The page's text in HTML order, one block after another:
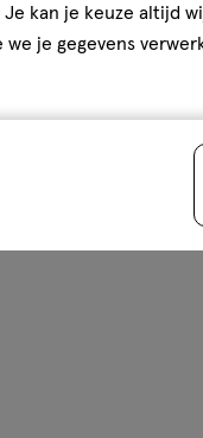
kan je keuze altijd
je gegevens